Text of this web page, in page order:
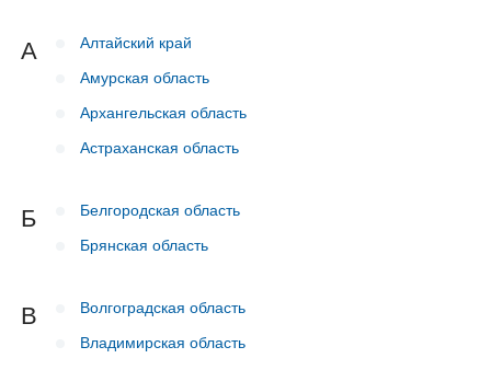
А
Алтайский край
Амурская область
Архангельская область
Астраханская область
Б
Белгородская область
Брянская область
В
Волгоградская область
Владимирская область